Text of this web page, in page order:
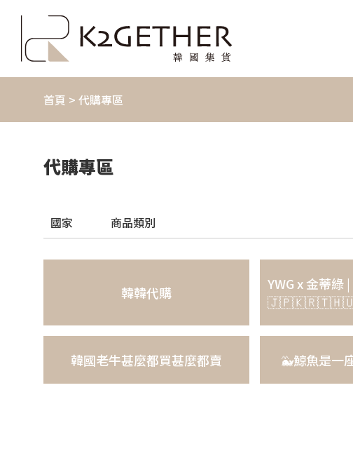
首頁 > 代購專區
代購專區
國家 商品類別
韓韓代購
YWG x 金蒂
韓國老牛甚麼都買甚麼都賣 🐳鯨魚是一